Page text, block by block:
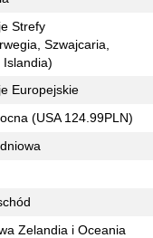
Strefy
Szwajcaria,
Islandia)
Europejskie
(USA 124.99PLN)
Zelandia i Oceania